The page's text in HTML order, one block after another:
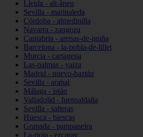
Lleida - alt-àneu
Sevilla - marinaleda
Córdoba - almedinilla
Navarra - zangoza
Cantabria - arenas-de-iguña
Barcelona - la-pobla-de-lillet
Murcia - cartagena
Las-palmas - yaiza
Madrid - nuevo-baztán
Sevilla - arahal
Málaga - istán
Valladolid - fuensaldaña
Sevilla - salteras
Huesca - biescas
Granada - pampaneira
La-rioja - ezcaray